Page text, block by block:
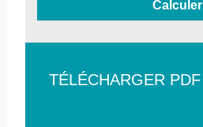
Calculer
TÉLÉCHARGER PDF